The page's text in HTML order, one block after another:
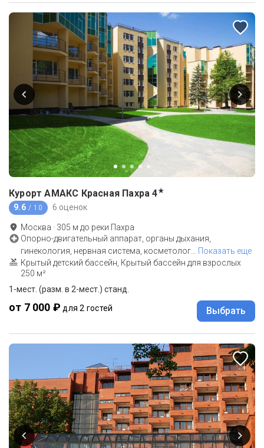
Курорт АМАКС Красная Пахра 4★
9.6 / 10 6 оценок
Москва · 305 м до реки Пахра
Опорно-двигательный аппарат, органы дыхания,
гинекология, нервная система, косметолог
Показать еще
Крытый детский бассейн, Крытый бассейн для взрослых
250 м²
1-мест. (разм. в 2-мест.) станд.
от 7 000 ₽ для 2 гостей Выбрать